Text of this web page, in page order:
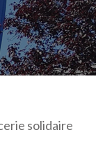
solidaire